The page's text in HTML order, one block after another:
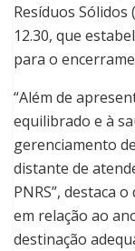
Resíduos Sólidos
12.30, que
para o
“Além de
equilibrado e à
gerenciamento
distante de
PNRS”, destaca
em relação ao
destinação